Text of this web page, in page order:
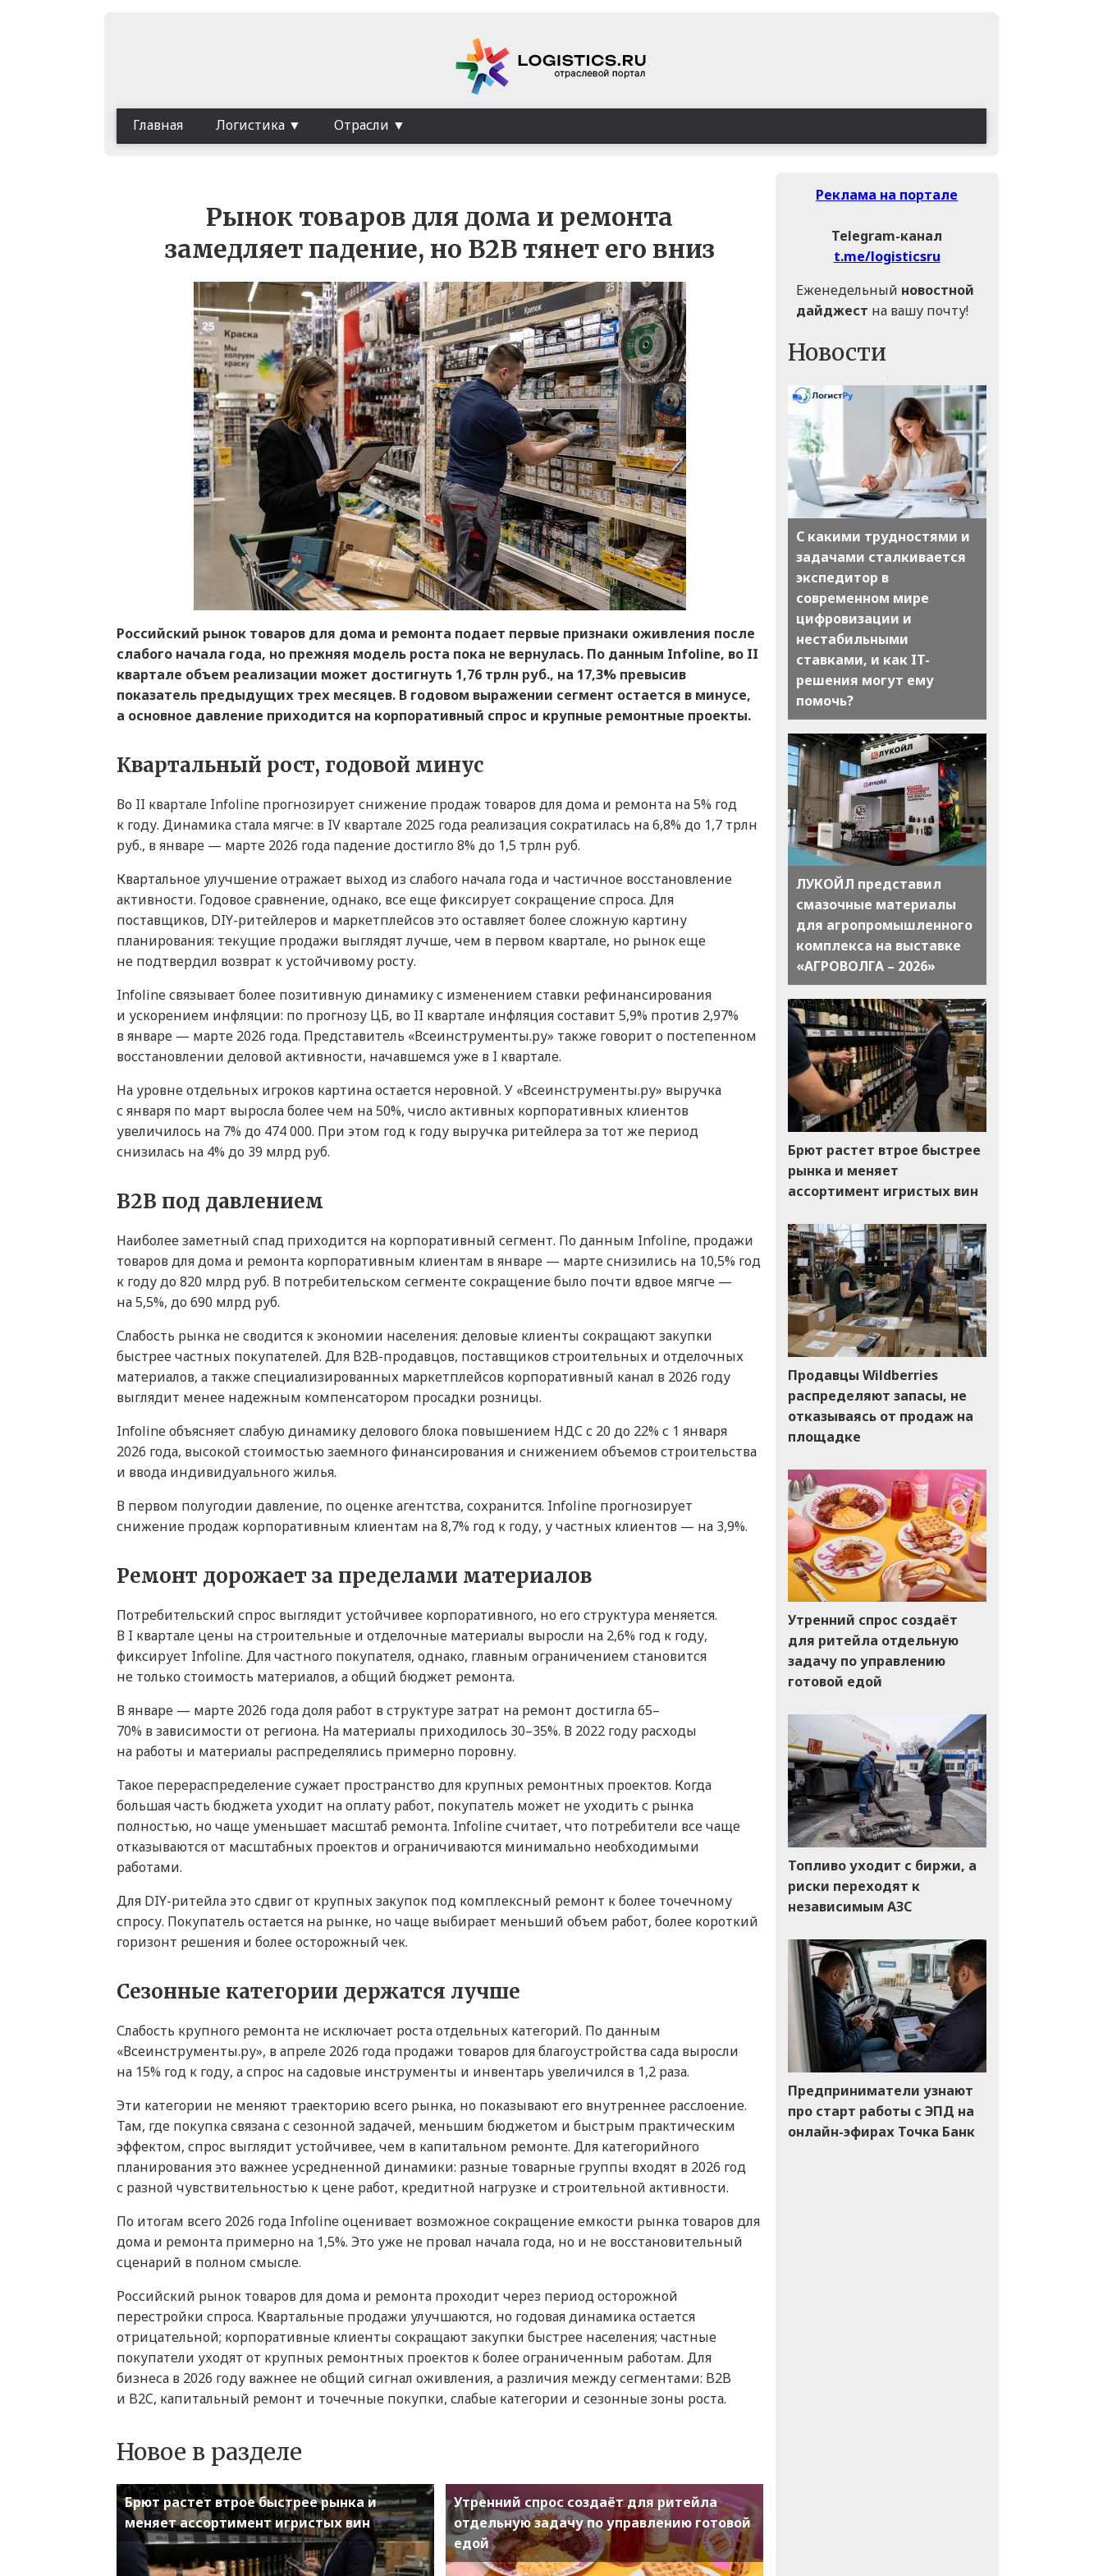
Главная Логистика Отрасли
Рынок товаров для дома и ремонта
замедляет падение, но B2B тянет его вниз
Российский рынок товаров для дома и ремонта подает первые признаки оживления после
слабого начала года, но прежняя модель роста пока не вернулась. По данным Infoline, во II
квартале объем реализации может достигнуть 1,76 трлн руб., на 17,3% превысив
показатель предыдущих трех месяцев. В годовом выражении сегмент остается в минусе,
а основное давление приходится на корпоративный спрос и крупные ремонтные проекты.
Квартальный рост, годовой минус
Во II квартале Infoline прогнозирует снижение продаж товаров для дома и ремонта на 5% год
к году. Динамика стала мягче: в IV квартале 2025 года реализация сократилась на 6,8% до 1,7 трлн
руб., в январе — марте 2026 года падение достигло 8% до 1,5 трлн руб.
Квартальное улучшение отражает выход из слабого начала года и частичное восстановление
активности. Годовое сравнение, однако, все еще фиксирует сокращение спроса. Для
поставщиков, DIY-ритейлеров и маркетплейсов это оставляет более сложную картину
планирования: текущие продажи выглядят лучше, чем в первом квартале, но рынок еще
не подтвердил возврат к устойчивому росту.
Infoline связывает более позитивную динамику с изменением ставки рефинансирования
и ускорением инфляции: по прогнозу ЦБ, во II квартале инфляция составит 5,9% против 2,97%
в январе — марте 2026 года. Представитель «Всеинструменты.ру» также говорит о постепенном
восстановлении деловой активности, начавшемся уже в I квартале.
На уровне отдельных игроков картина остается неровной. У «Всеинструменты.ру» выручка
с января по март выросла более чем на 50%, число активных корпоративных клиентов
увеличилось на 7% до 474 000. При этом год к году выручка ритейлера за тот же период
снизилась на 4% до 39 млрд руб.
B2B под давлением
Наиболее заметный спад приходится на корпоративный сегмент. По данным Infoline, продажи
товаров для дома и ремонта корпоративным клиентам в январе — марте снизились на 10,5% год
к году до 820 млрд руб. В потребительском сегменте сокращение было почти вдвое мягче —
на 5,5%, до 690 млрд руб.
Слабость рынка не сводится к экономии населения: деловые клиенты сокращают закупки
быстрее частных покупателей. Для B2B-продавцов, поставщиков строительных и отделочных
материалов, а также специализированных маркетплейсов корпоративный канал в 2026 году
выглядит менее надежным компенсатором просадки розницы.
Infoline объясняет слабую динамику делового блока повышением НДС с 20 до 22% с 1 января
2026 года, высокой стоимостью заемного финансирования и снижением объемов строительства
и ввода индивидуального жилья.
В первом полугодии давление, по оценке агентства, сохранится. Infoline прогнозирует
снижение продаж корпоративным клиентам на 8,7% год к году, у частных клиентов — на 3,9%.
Ремонт дорожает за пределами материалов
Потребительский спрос выглядит устойчивее корпоративного, но его структура меняется.
В I квартале цены на строительные и отделочные материалы выросли на 2,6% год к году,
фиксирует Infoline. Для частного покупателя, однако, главным ограничением становится
не только стоимость материалов, а общий бюджет ремонта.
В январе — марте 2026 года доля работ в структуре затрат на ремонт достигла 65–
70% в зависимости от региона. На материалы приходилось 30–35%. В 2022 году расходы
на работы и материалы распределялись примерно поровну.
Такое перераспределение сужает пространство для крупных ремонтных проектов. Когда
большая часть бюджета уходит на оплату работ, покупатель может не уходить с рынка
полностью, но чаще уменьшает масштаб ремонта. Infoline считает, что потребители все чаще
отказываются от масштабных проектов и ограничиваются минимально необходимыми
работами.
Для DIY-ритейла это сдвиг от крупных закупок под комплексный ремонт к более точечному
спросу. Покупатель остается на рынке, но чаще выбирает меньший объем работ, более короткий
горизонт решения и более осторожный чек.
Сезонные категории держатся лучше
Слабость крупного ремонта не исключает роста отдельных категорий. По данным
«Всеинструменты.ру», в апреле 2026 года продажи товаров для благоустройства сада выросли
на 15% год к году, а спрос на садовые инструменты и инвентарь увеличился в 1,2 раза.
Эти категории не меняют траекторию всего рынка, но показывают его внутреннее расслоение.
Там, где покупка связана с сезонной задачей, меньшим бюджетом и быстрым практическим
эффектом, спрос выглядит устойчивее, чем в капитальном ремонте. Для категорийного
планирования это важнее усредненной динамики: разные товарные группы входят в 2026 год
с разной чувствительностью к цене работ, кредитной нагрузке и строительной активности.
По итогам всего 2026 года Infoline оценивает возможное сокращение емкости рынка товаров для
дома и ремонта примерно на 1,5%. Это уже не провал начала года, но и не восстановительный
сценарий в полном смысле.
Российский рынок товаров для дома и ремонта проходит через период осторожной
перестройки спроса. Квартальные продажи улучшаются, но годовая динамика остается
отрицательной; корпоративные клиенты сокращают закупки быстрее населения; частные
покупатели уходят от крупных ремонтных проектов к более ограниченным работам. Для
бизнеса в 2026 году важнее не общий сигнал оживления, а различия между сегментами: B2B
и B2C, капитальный ремонт и точечные покупки, слабые категории и сезонные зоны роста.
Новое в разделе
Брют растет втрое быстрее рынка и
меняет ассортимент игристых вин
Утренний спрос создаёт для ритейла
отдельную задачу по управлению готовой
едой
Реклама на портале
Telegram-канал
t.me/logisticsru
Еженедельный новостной
дайджест на вашу почту!
Новости
С какими трудностями и
задачами сталкивается
экспедитор в
современном мире
цифровизации и
нестабильными
ставками, и как IT-
решения могут ему
помочь?
ЛУКОЙЛ представил
смазочные материалы
для агропромышленного
комплекса на выставке
«АГРОВОЛГА – 2026»
Брют растет втрое быстрее
рынка и меняет
ассортимент игристых вин
Продавцы Wildberries
распределяют запасы, не
отказываясь от продаж на
площадке
Утренний спрос создаёт
для ритейла отдельную
задачу по управлению
готовой едой
Топливо уходит с биржи, а
риски переходят к
независимым АЗС
Предприниматели узнают
про старт работы с ЭПД на
онлайн-эфирах Точка Банк